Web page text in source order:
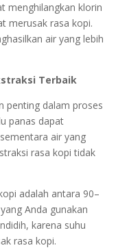
menghilangkan klorin
merusak rasa kopi.
air yang lebih
Terbaik
penting dalam proses
panas dapat
air yang
rasa kopi tidak
adalah antara 90–
Anda gunakan
karena suhu
rasa kopi.